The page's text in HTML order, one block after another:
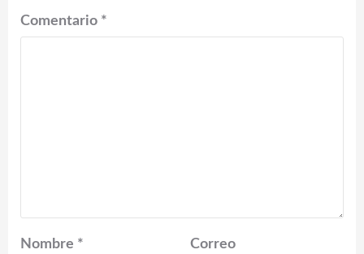
Comentario *
Nombre *
Correo